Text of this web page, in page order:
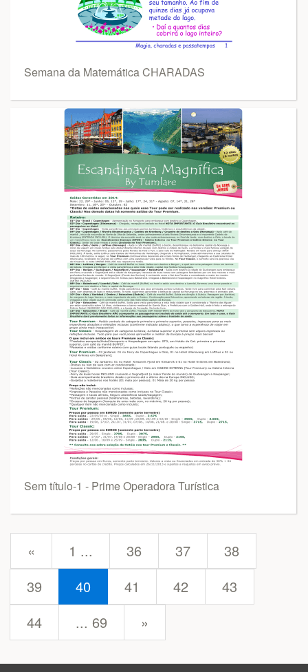
Semana da Matemática CHARADAS
Sem título-1 - Prime Operadora Turística
« 1 ... 36 37
38
39
40 41 42
43
44
... 69 »